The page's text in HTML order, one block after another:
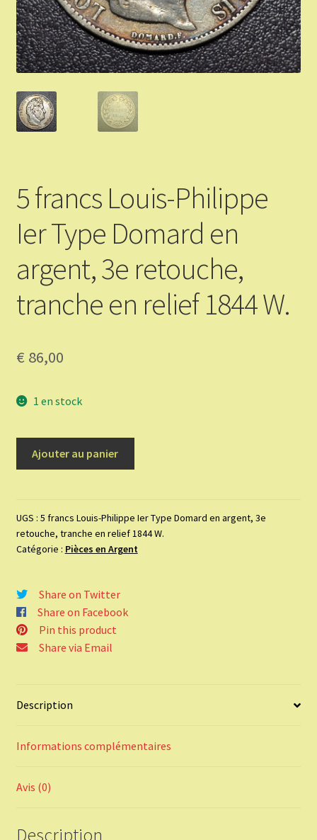
Vous Vendez
Articles Or et Argent
Conditions d’utilisation
Mon compte
5 francs Louis-Philippe
Ier Type Domard en
argent, 3e retouche,
tranche en relief 1844 W.
€ 86,00
1 en stock
Louis-
Philippe
Ier
Domard
en
argent,
3e
relief
W.
Ajouter au panier
UGS : 5 francs Louis-Philippe Ier Type Domard en argent, 3e
retouche, tranche en relief 1844 W.
Catégorie : Pièces en Argent
Share on Twitter
Share on Facebook
Pin this product
Share via Email
Description
Informations complémentaires
Avis (0)
Description